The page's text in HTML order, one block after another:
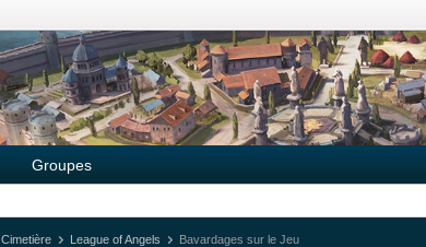
Groupes
Cimetière League of Angels Bavardages sur le Jeu